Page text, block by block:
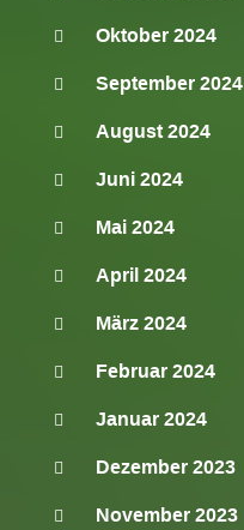
Oktober 2024
September 2024
August 2024
Juni 2024
Mai 2024
April 2024
März 2024
Februar 2024
Januar 2024
Dezember 2023
November 2023